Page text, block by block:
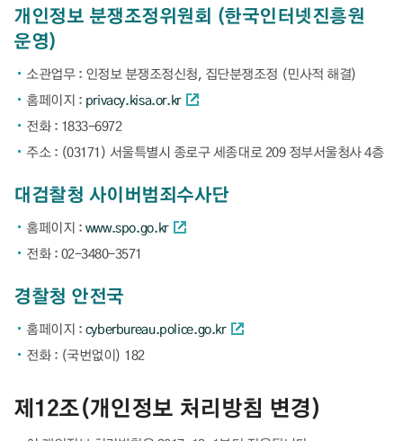
개인정보 분쟁조정위원회 (한국인터넷진흥원
운영)
소관업무 : 인정보 분쟁조정신청, 집단분쟁조정 (민사적 해결)
홈페이지 : privacy.kisa.or.kr
전화 : 1833-6972
주소 : (03171) 서울특별시 종로구 세종대로 209 정부서울청사 4층
대검찰청 사이버범죄수사단
홈페이지 :www.spo.go.kr
전화 : 02-3480-3571
경찰청 안전국
홈페이지 :cyberbureau.police.go.kr
전화 : (국번없이) 182
제12조(개인정보 처리방침 변경)